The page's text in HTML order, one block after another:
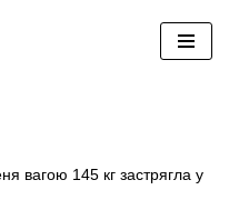
вагою 145 кг застрягла у